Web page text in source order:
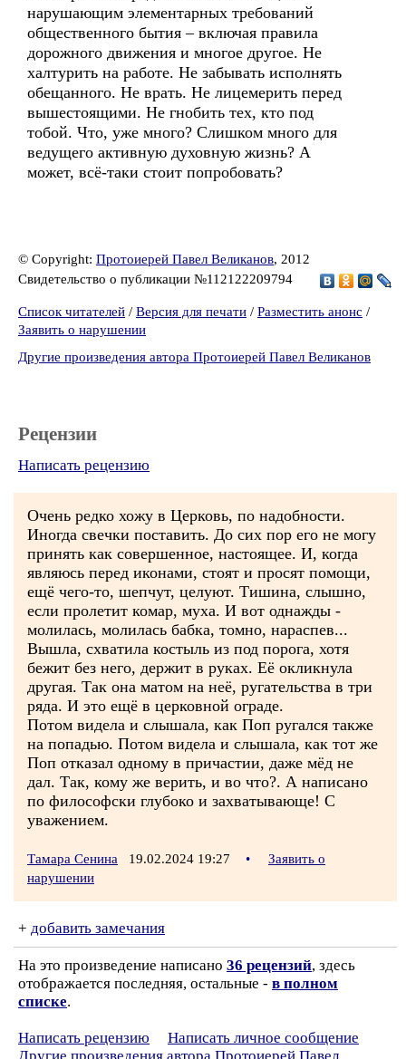
нарушающим элементарных требований
общественного бытия – включая правила
дорожного движения и многое другое. Не
халтурить на работе. Не забывать исполнять
обещанного. Не врать. Не лицемерить перед
вышестоящими. Не гнобить тех, кто под
тобой. Что, уже много? Слишком много для
ведущего активную духовную жизнь? А
может, всё-таки стоит попробовать?
© Copyright: Протоиерей Павел Великанов, 2012
Свидетельство о публикации №112122209794
Список читателей / Версия для печати / Разместить анонс /
Заявить о нарушении
Другие произведения автора Протоиерей Павел Великанов
Рецензии
Написать рецензию
Очень редко хожу в Церковь, по надобности.
Иногда свечки поставить. До сих пор его не могу
принять как совершенное, настоящее. И, когда
являюсь перед иконами, стоят и просят помощи,
ещё чего-то, шепчут, целуют. Тишина, слышно,
если пролетит комар, муха. И вот однажды -
молилась, молилась бабка, томно, нараспев...
Вышла, схватила костыль из под порога, хотя
бежит без него, держит в руках. Её окликнула
другая. Так она матом на неё, ругательства в три
ряда. И это ещё в церковной ограде.
Потом видела и слышала, как Поп ругался также
на попадью. Потом видела и слышала, как тот же
Поп отказал одному в причастии, даже мёд не
дал. Так, кому же верить, и во что?. А написано
по философски глубоко и захватывающе! С
уважением.
Тамара Сенина 19.02.2024 19:27 •
Заявить о
нарушении
+ добавить замечания
На это произведение написано 36 рецензий, здесь
отображается последняя, остальные - в полном
списке.
Написать рецензию
Написать личное сообщение